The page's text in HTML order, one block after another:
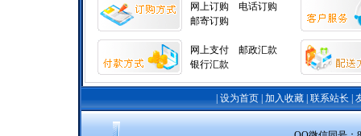
网上订购
电话订购
邮寄订购
网上支付
邮政汇款
银行汇款
设为首页| 加入收藏| 联系站长